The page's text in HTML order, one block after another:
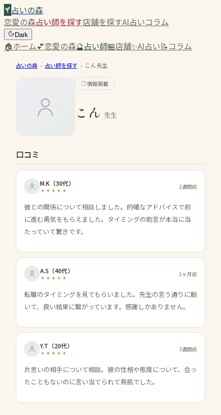
占いの森
恋愛の森占い師を探す店舗を探すAI占いコラム
Dark
🏠ホーム💕恋愛の森🔮占い師🏪店舗✨AI占い📝コラム
占いの森 › 占い師を探す › こん先生
情報掲載
こん 先生
口コミ
M.K （30代） 2週間前
彼との関係について相談しました。的確なアドバイスで前
に進む勇気をもらえました。タイミングの助言が本当に当
たっていて驚きです。
A.S （40代） 1ヶ月前
転職のタイミングを見てもらいました。先生の言う通りに動
いて、良い結果に繋がっています。感謝しかありません。
Y.T （20代） 3週間前
片思いの相手について相談。彼の性格や態度について、会っ
たこともないのに言い当てられて鳥肌でした。